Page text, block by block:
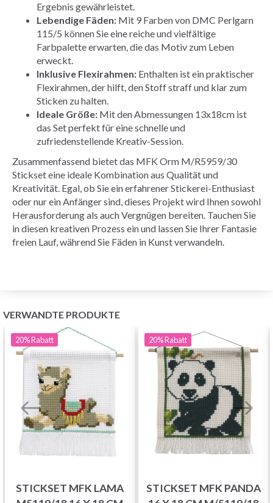
Ergebnis gewährleistet.
Lebendige Fäden: Mit 9 Farben von DMC Perlgarn
115/5 können Sie eine reiche und vielfältige
Farbpalette erwarten, die das Motiv zum Leben
erweckt.
Inklusive Flexirahmen: Enthalten ist ein praktischer
Flexirahmen, der hilft, den Stoff straff und klar zum
Sticken zu halten.
Ideale Größe: Mit den Abmessungen 13x18cm ist
das Set perfekt für eine schnelle und
zufriedenstellende Kreativ-Session.
Zusammenfassend bietet das MFK Orm M/R5959/30
Stickset eine ideale Kombination aus Qualität und
Kreativität. Egal, ob Sie ein erfahrener Stickerei-Enthusiast
oder nur ein Anfänger sind, dieses Projekt wird Ihnen sowohl
Herausforderung als auch Vergnügen bereiten. Tauchen Sie
in diesen kreativen Prozess ein und lassen Sie Ihrer Fantasie
freien Lauf, während Sie Fäden in Kunst verwandeln.
VERWANDTE PRODUKTE
20%Rabatt
STICKSET MFK LAMA
20%Rabatt
STICKSET MFK PANDA